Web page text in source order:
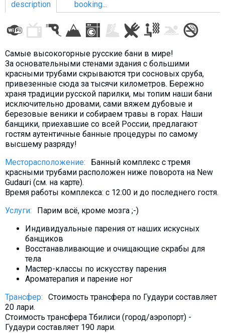
description
booking...
Самые высокогорные русские бани в мире!
За основательными стенами здания с большими
красными трубами скрываются три сосновых сруба,
привезенные сюда за тысячи километров. Бережно
храня традиции русской парилки, мы топим наши бани
исключительно дровами, cами вяжем дубовые и
березовые веники и собираем травы в горах. Наши
банщики, приехавшие со всей России, предлагают
гостям аутентичные банные процедуры по самому
высшему разряду!
Месторасположение:
Банный комплекс с тремя
красными трубами расположен ниже поворота на New
Gudauri (см. на карте).
Время работы комплекса: с 12:00 и до последнего гостя.
Услуги:
Парим всё, кроме мозга ;-)
Индивидуальные парения от наших искусных
банщиков
Восстанавливающие и очищающие скрабы для
тела
Мастер-классы по искусству парения
Ароматерапия и парение ног
Трансфер:
Стоимость трансфера по Гудаури составляет
20 лари.
Стоимость трансфера Тбилиси (город/аэропорт) -
Гудаури составляет 190 лари.
LODGING
Apartments
Cottages
Hotels
% Hot deals
Long term rent
Kazbegi
Other
GEORGIA
Visas
What to drink?
Local money
Mobile phones
Gallery
Travel reports